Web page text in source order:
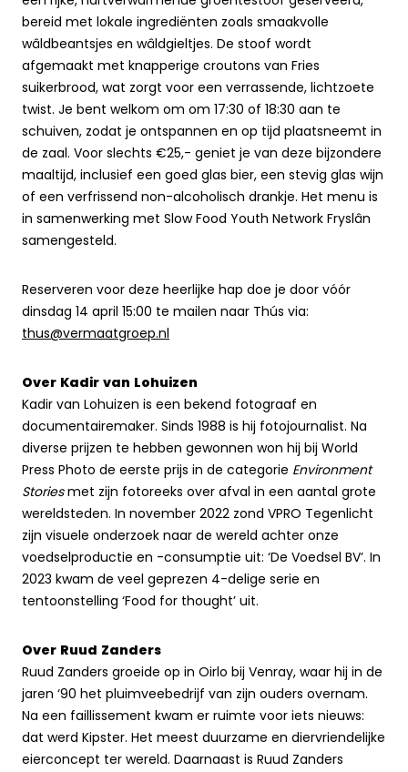
bereid met lokale ingrediënten zoals smaakvolle
wâldbeantsjes en wâldgieltjes. De stoof wordt
afgemaakt met knapperige croutons van Fries
suikerbrood, wat zorgt voor een verrassende, lichtzoete
twist. Je bent welkom om om 17:30 of 18:30 aan te
schuiven, zodat je ontspannen en op tijd plaatsneemt in
de zaal. Voor slechts €25,- geniet je van deze bijzondere
maaltijd, inclusief een goed glas bier, een stevig glas wijn
of een verfrissend non-alcoholisch drankje. Het menu is
in samenwerking met Slow Food Youth Network Fryslân
samengesteld.
Reserveren voor deze heerlijke hap doe je door vóór
dinsdag 14 april 15:00 te mailen naar Thús via:
thus@vermaatgroep.nl
Over Kadir van Lohuizen
Kadir van Lohuizen is een bekend fotograaf en
documentairemaker. Sinds 1988 is hij fotojournalist. Na
diverse prijzen te hebben gewonnen won hij bij World
Press Photo de eerste prijs in de categorie Environment
Storiesmet zijn fotoreeks over afval in een aantal grote
wereldsteden. In november 2022 zond VPRO Tegenlicht
zijn visuele onderzoek naar de wereld achter onze
voedselproductie en -consumptie uit: ‘De Voedsel BV’. In
2023 kwam de veel geprezen 4-delige serie en
tentoonstelling ‘Food for thought’ uit.
Over Ruud Zanders
Ruud Zanders groeide op in Oirlo bij Venray, waar hij in de
jaren ‘90 het pluimveebedrijf van zijn ouders overnam.
Na een faillissement kwam er ruimte voor iets nieuws:
dat werd Kipster. Het meest duurzame en diervriendelijke
eierconcept ter wereld. Daarnaast is Ruud Zanders